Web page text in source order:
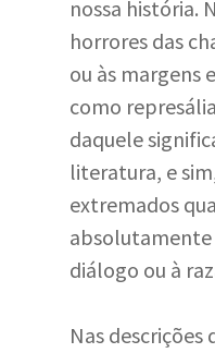
nossa história.
horrores das
ou às margens
como
daquele
literatura, e
extremados
diálogo ou à
Nas descrições